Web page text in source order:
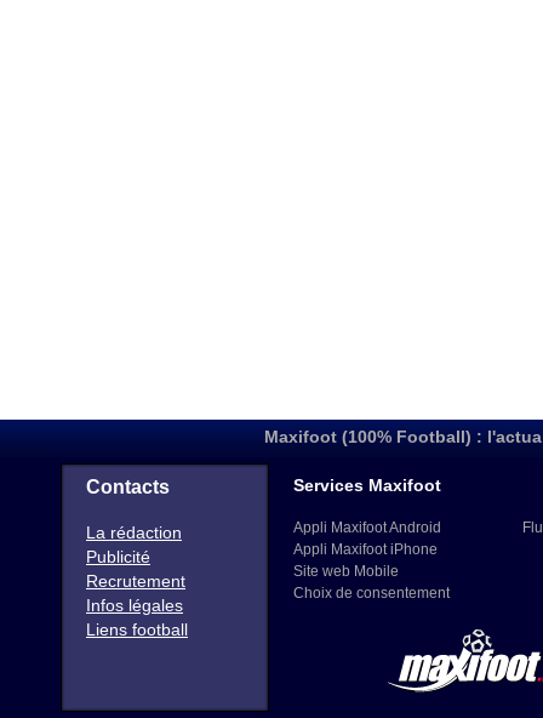
Maxifoot (100% Football) :
Contacts
La rédaction
Publicité
Recrutement
Infos légales
Liens football
Services Maxifoot
Appli Maxifoot Android
Appli Maxifoot iPhone
Site web Mobile
Choix de consentement